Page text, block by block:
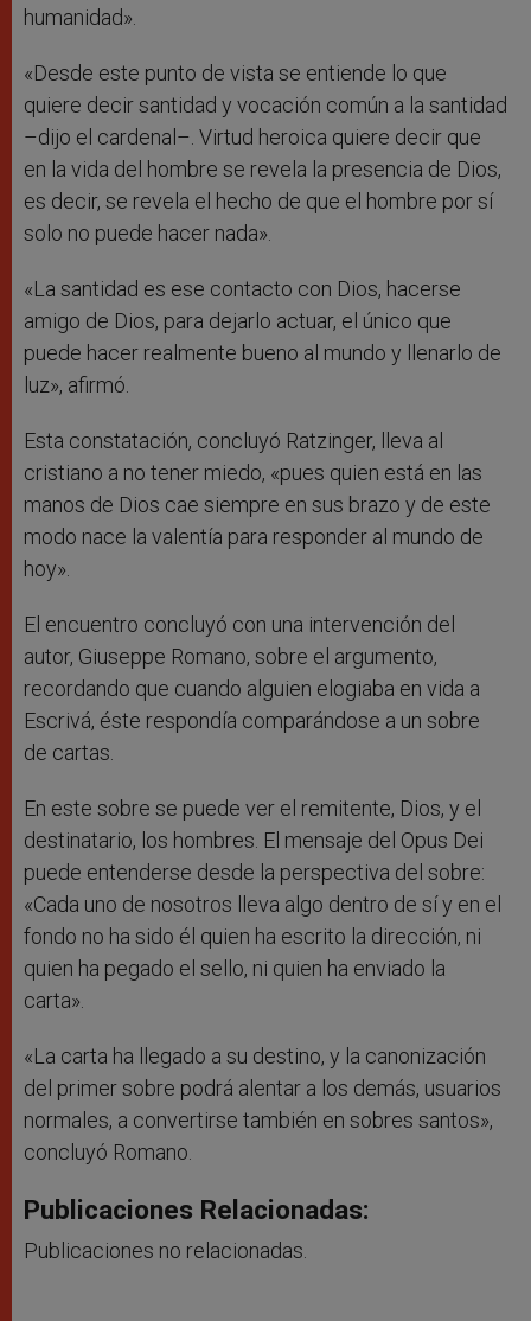
humanidad».
«Desde este punto de vista se entiende lo que
quiere decir santidad y vocación común a la santidad
–dijo el cardenal–. Virtud heroica quiere decir que
en la vida del hombre se revela la presencia de Dios,
es decir, se revela el hecho de que el hombre por sí
solo no puede hacer nada».
«La santidad es ese contacto con Dios, hacerse
amigo de Dios, para dejarlo actuar, el único que
puede hacer realmente bueno al mundo y llenarlo de
luz», afirmó.
Esta constatación, concluyó Ratzinger, lleva al
cristiano a no tener miedo, «pues quien está en las
manos de Dios cae siempre en sus brazo y de este
modo nace la valentía para responder al mundo de
hoy».
El encuentro concluyó con una intervención del
autor, Giuseppe Romano, sobre el argumento,
recordando que cuando alguien elogiaba en vida a
Escrivá, éste respondía comparándose a un sobre
de cartas.
En este sobre se puede ver el remitente, Dios, y el
destinatario, los hombres. El mensaje del Opus Dei
puede entenderse desde la perspectiva del sobre:
«Cada uno de nosotros lleva algo dentro de sí y en el
fondo no ha sido él quien ha escrito la dirección, ni
quien ha pegado el sello, ni quien ha enviado la
carta».
«La carta ha llegado a su destino, y la canonización
del primer sobre podrá alentar a los demás, usuarios
normales, a convertirse también en sobres santos»,
concluyó Romano.
Publicaciones Relacionadas:
Publicaciones no relacionadas.